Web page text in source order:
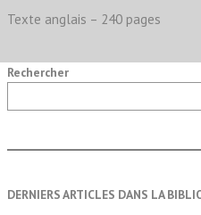
Texte anglais – 240 pages
Rechercher
DERNIERS ARTICLES DANS LA